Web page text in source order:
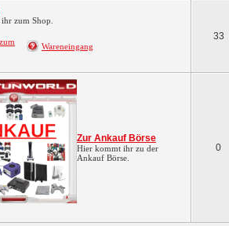
zum Shop.
Wareneingang
33
Zur Ankauf Börse
Hier kommt ihr zu der
Ankauf Börse.
0